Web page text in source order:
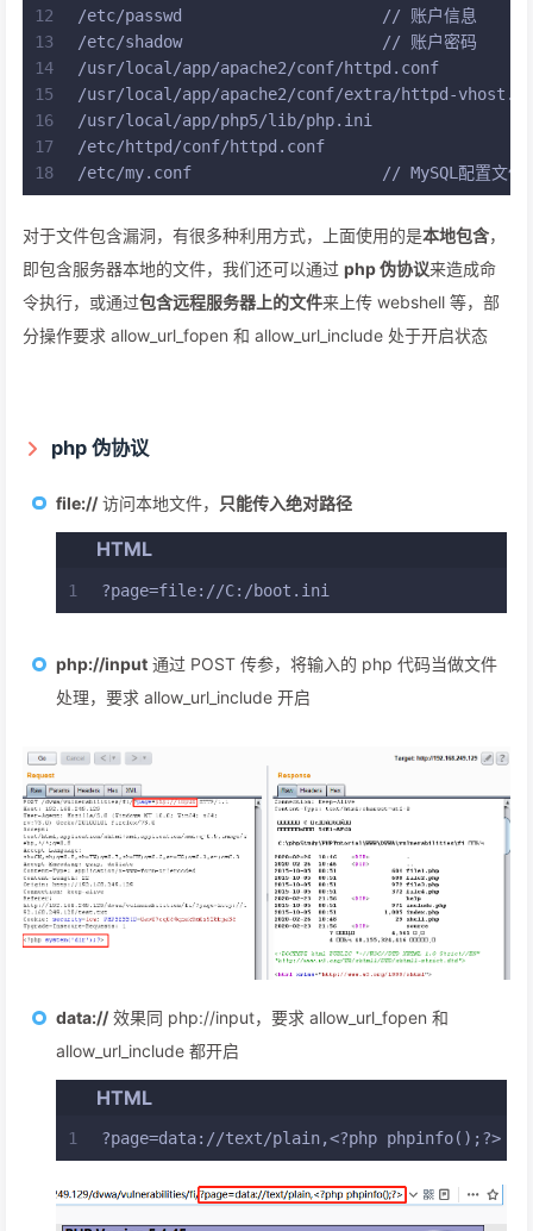
12
13
14
15
16
17
18
/etc/passwd			// 账户信息
/etc/shadow			// 账户密码
/etc/my.conf			// MySQL配置文件
对于文件包含漏洞，有很多种利用方式，上面使用的是本地包含，
即包含服务器本地的文件，我们还可以通过 php 伪协议来造成命
令执行，或通过包含远程服务器上的文件来上传 webshell 等，部
分操作要求 allow_url_fopen 和 allow_url_include 处于开启状态
php 伪协议
file://访问本地文件， 只能传入绝对路径
HTML
1 ?page=file://C:/boot.ini
php://input通过 POST 传参，将输入的 php 代码当做文件
处理，要求 allow_url_include 开启
data://效果同 php://input，要求 allow_url_fopen 和
allow_url_include 都开启
HTML
1 ?page=data://text/plain,<?php phpinfo();?>